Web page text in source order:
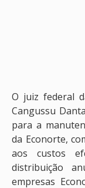
O juiz federal
Cangussu
para a
da Econorte,
aos custos
distribuição
empresas